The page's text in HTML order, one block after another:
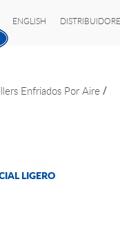
ENGLISH
Enfriados Por Aire /
LIGERO